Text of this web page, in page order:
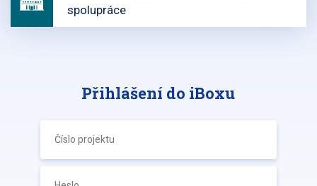
spolupráce
Přihlášení do iBoxu